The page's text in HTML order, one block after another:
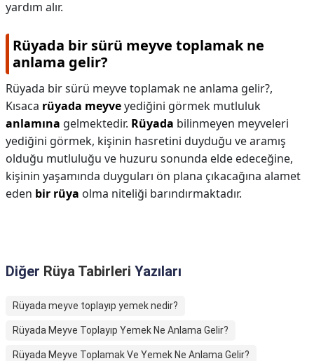
yardım alır.
Rüyada bir sürü meyve toplamak ne
anlama gelir?
Rüyada bir sürü meyve toplamak ne anlama gelir?,
Kısaca rüyada meyveyediğini görmek mutluluk
anlamına gelmektedir. Rüyada bilinmeyen meyveleri
yediğini görmek, kişinin hasretini duyduğu ve aramış
olduğu mutluluğu ve huzuru sonunda elde edeceğine,
kişinin yaşamında duyguları ön plana çıkacağına alamet
eden bir rüya olma niteliği barındırmaktadır.
Diğer Rüya Tabirleri Yazıları
Rüyada meyve toplayıp yemek nedir?
Rüyada Meyve Toplayıp Yemek Ne Anlama Gelir?
Rüyada Meyve Toplamak Ve Yemek Ne Anlama Gelir?